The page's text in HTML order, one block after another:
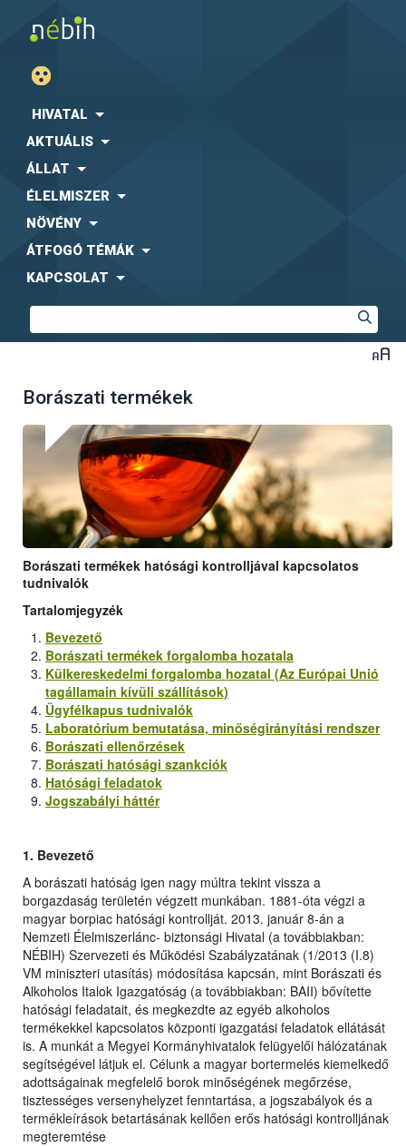
HIVATAL
AKTUÁLIS
ÁLLAT
ÉLELMISZER
NÖVÉNY
ÁTFOGÓ TÉMÁK
KAPCSOLAT
Borászati termékek
Borászati termékek hatósági kontrolljával kapcsolatos
tudnivalók
Tartalomjegyzék
Bevezető
Borászati termékek forgalomba hozatala
Külkereskedelmi forgalomba hozatal (Az Európai Unió
tagállamain kívüli szállítások)
Ügyfélkapus tudnivalók
Laboratórium bemutatása, minőségirányítási rendszer
Borászati ellenőrzések
Borászati hatósági szankciók
Hatósági feladatok
Jogszabályi háttér
1. Bevezető
A borászati hatóság igen nagy múltra tekint vissza a
borgazdaság területén végzett munkában. 1881-óta végzi a
magyar borpiac hatósági kontrollját. 2013. január 8-án a
Nemzeti Élelmiszerlánc- biztonsági Hivatal (a továbbiakban:
NÉBIH) Szervezeti és Működési Szabályzatának (1/2013 (I.8)
VM miniszteri utasítás) módosítása kapcsán, mint Borászati és
Alkoholos Italok Igazgatóság (a továbbiakban: BAII) bővítette
hatósági feladatait, és megkezdte az egyéb alkoholos
termékekkel kapcsolatos központi igazgatási feladatok ellátását
is. A munkát a Megyei Kormányhivatalok felügyelői hálózatának
segítségével látjuk el. Célunk a magyar bortermelés kiemelkedő
adottságainak megfelelő borok minőségének megőrzése,
tisztességes versenyhelyzet fenntartása, a jogszabályok és a
termékleírások betartásának kellően erős hatósági kontrolljának
megteremtése